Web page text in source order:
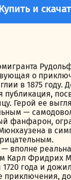
руб..
Купить и
о
в 1875 году.
публикация,
Герой ее
—
фанфарон,
в
вполне
Карл Фридрих
года и
приключения, до